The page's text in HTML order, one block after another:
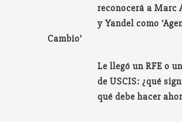
reconocerá a Marc
y Yandel como
Cambio’
Le llegó un RFE o
de USCIS: ¿qué
qué debe hacer